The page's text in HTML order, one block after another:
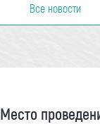
Все новости
Место